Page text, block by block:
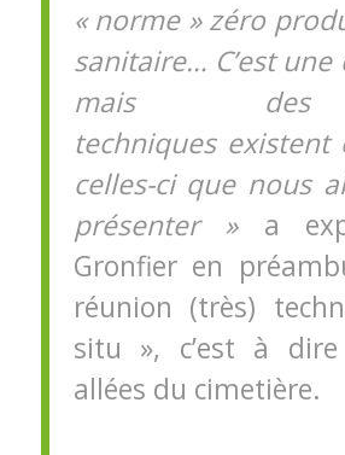
« norme » zéro
sanitaire… C’est
mais des
techniques existent
celles-ci que nous
présenter » a
Gronfier en
réunion (très)
situ », c’est à
allées du cimetière.